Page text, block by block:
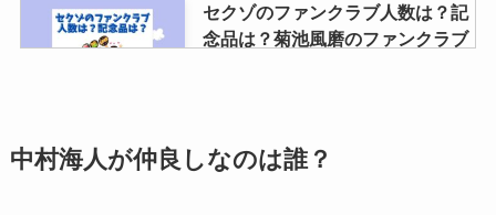
セクゾのファンクラブ人数は？記
念品は？菊池風磨のファンクラブ
高野洸はジャニーズ出身なの！？
父親・母親・兄弟などの家族構成
中村海人が仲良しなのは誰？